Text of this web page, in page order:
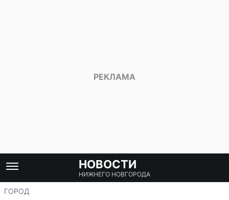
НОВОСТИ
НИЖНЕГО НОВГОРОДА
ГОРОД